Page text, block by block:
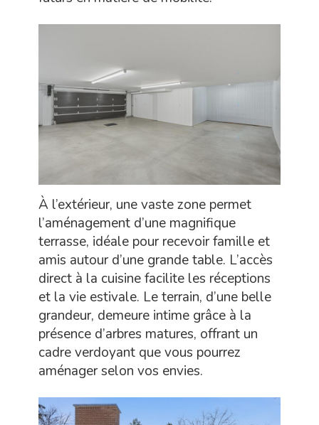
À l’extérieur, une vaste zone permet
l’aménagement d’une magnifique
terrasse, idéale pour recevoir famille et
amis autour d’une grande table. L’accès
direct à la cuisine facilite les réceptions
et la vie estivale. Le terrain, d’une belle
grandeur, demeure intime grâce à la
présence d’arbres matures, offrant un
cadre verdoyant que vous pourrez
aménager selon vos envies.